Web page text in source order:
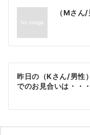
投
ナ
ビ
ゲ
シ
ョ
（Mさん
昨日の（Kさん/男性
でのお見合いは・・・